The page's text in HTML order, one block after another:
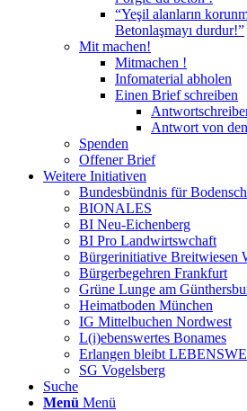
“Yeşil alanların
Betonlaşmayı durdur!”
Mit machen!
Mitmachen !
Infomaterial abholen
Einen Brief schreiben
Antwort von
Spenden
Offener Brief
Weitere Initiativen
Bundesbündnis für
BIONALES
BI Neu-Eichenberg
BI Pro Landwirtswchaft
Bürgerinitiative Breitwiesen
Bürgerbegehren Frankfurt
Grüne Lunge am
Heimatboden München
IG Mittelbuchen Nordwest
L(i)ebenswertes Bonames
Erlangen bleibt
SG Vogelsberg
Suche
Menü Menü